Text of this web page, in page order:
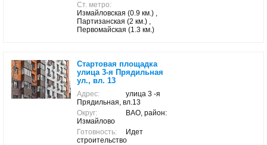
Ст. метро:
Измайловская (0.9 км.) ,
Партизанская (2 км.) ,
Первомайская (1.3 км.)
Стартовая площадка
улица 3-я Прядильная
ул., вл. 13
Адрес:
улица 3 -я
Прядильная, вл.13
Округ:
ВАО, район:
Измайлово
Готовность:
Идет
строительство